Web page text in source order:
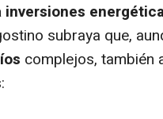
inversiones
subraya que,
complejos, también